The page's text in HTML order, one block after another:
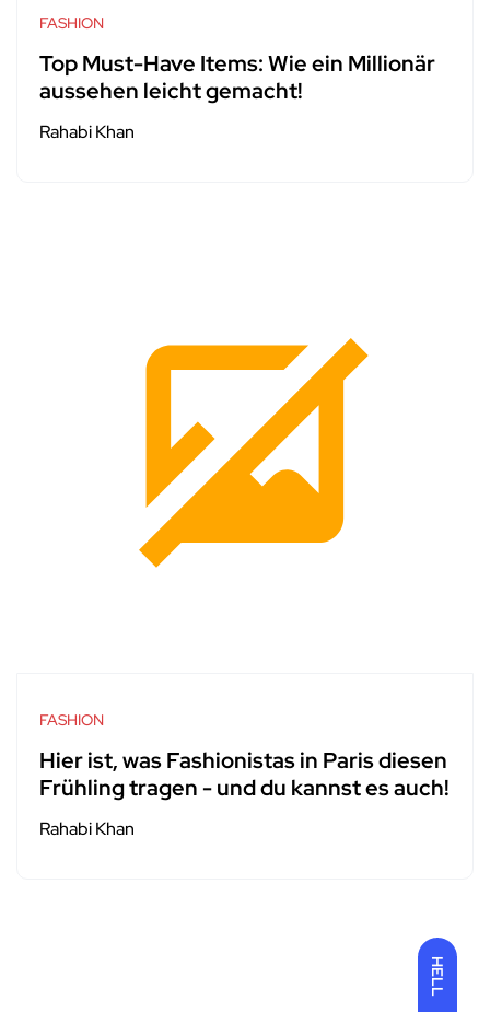
HELL
FASHION
Top Must-Have Items: Wie ein Millionär
aussehen leicht gemacht!
Rahabi Khan
FASHION
Hier ist, was Fashionistas in Paris diesen
Frühling tragen - und du kannst es auch!
Rahabi Khan